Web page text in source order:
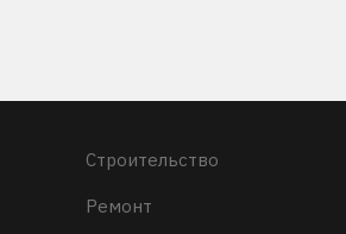
Строительство
Ремонт